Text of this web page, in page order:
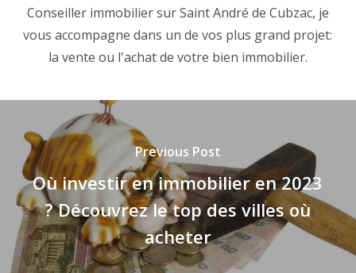
Conseiller immobilier sur Saint André de Cubzac, je
vous accompagne dans un de vos plus grand projet:
la vente ou l'achat de votre bien immobilier.
Previous Post
Où investir en immobilier en 2023
? Découvrez le top des villes où
acheter